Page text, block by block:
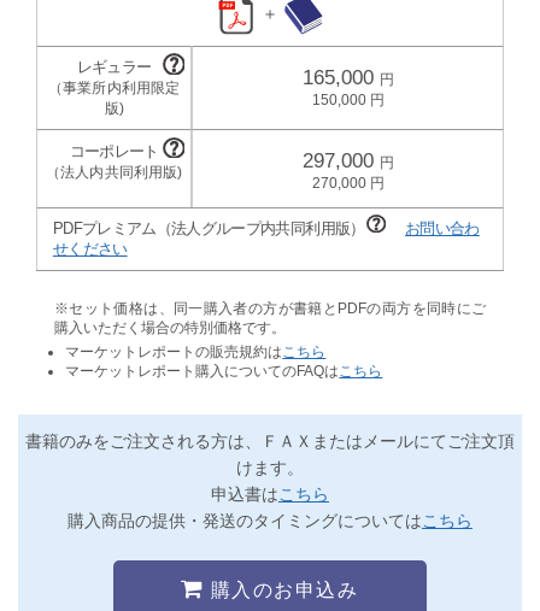
＋
165,000
150,000
297,000
270,000
PDFプレミアム（法人グループ内共同利用版）
お問い合わ
せください
※セット価格は、同一購入者の方が書籍とPDFの両方を同時にご
購入いただく場合の特別価格です。
マーケットレポートの販売規約は こちら
マーケットレポート購入についてのFAQは こちら
書籍のみをご注文される方は、ＦＡＸまたはメールにてご注文頂
けます。
申込書はこちら
購入商品の提供・発送のタイミングについてはこちら
購入のお申込み